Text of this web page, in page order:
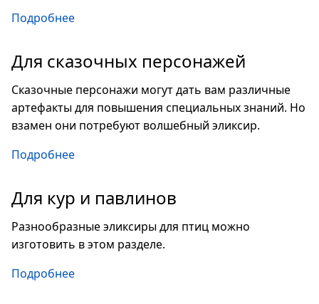
Подробнее
Для сказочных персонажей
Сказочные персонажи могут дать вам различные
артефакты для повышения специальных знаний. Но
взамен они потребуют волшебный эликсир.
Подробнее
Для кур и павлинов
Разнообразные эликсиры для птиц можно
изготовить в этом разделе.
Подробнее